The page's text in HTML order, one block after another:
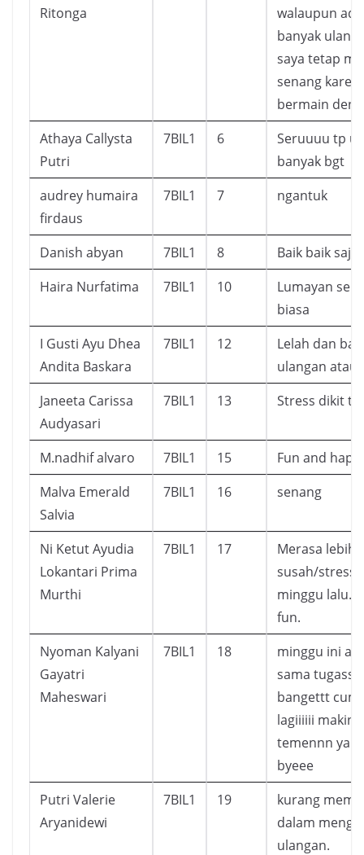
Ritonga
walaupun
banyak
saya tetap
senang
bermain
Athaya Callysta
Putri
7BIL1 6
Seruuuu tp
banyak bgt
audrey humaira
firdaus
7BIL1 7 ngantuk
Danish abyan 7BIL1 8
Baik baik saja
Haira Nurfatima
7BIL1 10
Lumayan
biasa
I Gusti Ayu Dhea
Andita Baskara
7BIL1 12
Lelah dan
ulangan atau
Janeeta Carissa
Audyasari
7BIL1 13 Stress dikit
M.nadhif alvaro 7BIL1 15
Fun and
Malva Emerald
Salvia
7BIL1 16 senang
Ni Ketut Ayudia
Lokantari Prima
Murthi
7BIL1 17
Merasa lebih
susah/stress
minggu lalu.
fun.
Nyoman Kalyani
Gayatri
Maheswari
7BIL1 18
minggu ini
sama
bangettt
lagiiiiii makin
temennn
byeee
Putri Valerie
Aryanidewi
7BIL1 19
kurang
dalam
ulangan.